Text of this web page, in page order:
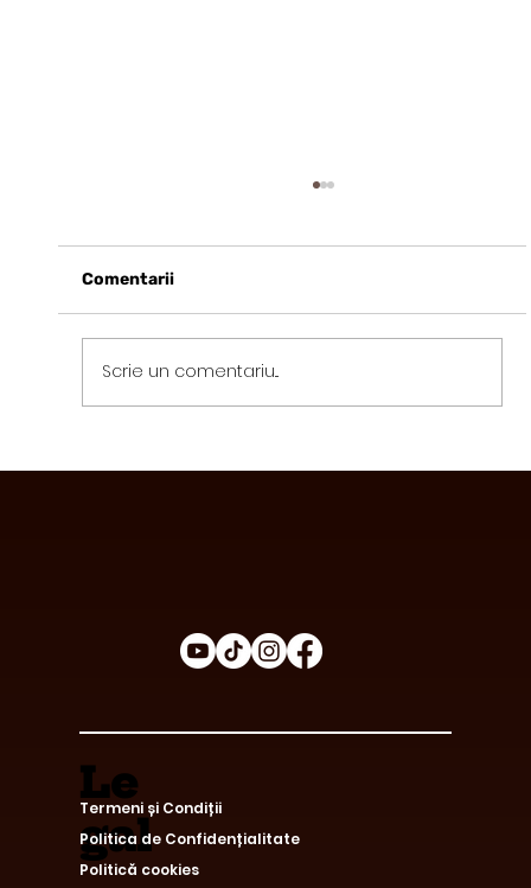
Comentarii
Scrie un comentariu...
Le
gal
Termeni și Condiții
Politica de Confidențialitate
Politică cookies